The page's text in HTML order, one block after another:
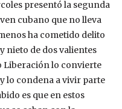
presentó la segunda
cubano que no lleva
ha cometido delito
nieto de dos valientes
Liberación lo convierte
lo condena a vivir parte
es que en estos